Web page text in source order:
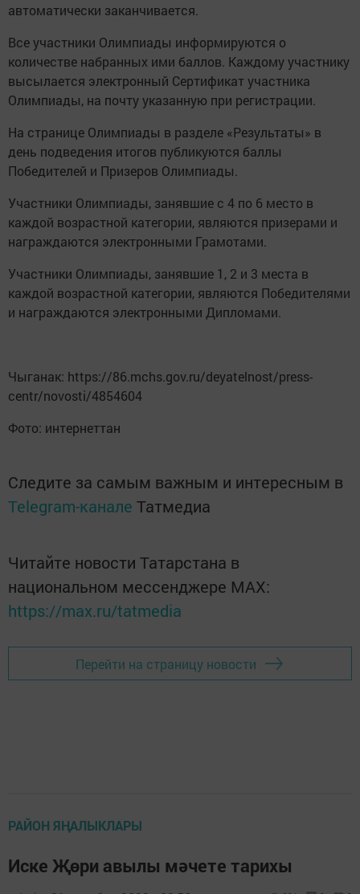
автоматически заканчивается.
Все участники Олимпиады информируются о
количестве набранных ими баллов. Каждому участнику
высылается электронный Сертификат участника
Олимпиады, на почту указанную при регистрации.
На странице Олимпиады в разделе «Результаты» в
день подведения итогов публикуются баллы
Победителей и Призеров Олимпиады.
Участники Олимпиады, занявшие с 4 по 6 место в
каждой возрастной категории, являются призерами и
награждаются электронными Грамотами.
Участники Олимпиады, занявшие 1, 2 и 3 места в
каждой возрастной категории, являются Победителями
и награждаются электронными Дипломами.
Чыганак: https://86.mchs.gov.ru/deyatelnost/press-
centr/novosti/4854604
Фото: интернеттан
Следите за самым важным и интересным в
Telegram-канале Татмедиа
Читайте новости Татарстана в
национальном мессенджере MАХ:
https://max.ru/tatmedia
Перейти на страницу новости
РАЙОН ЯҢАЛЫКЛАРЫ
Иске Җөри авылы мәчете тарихы